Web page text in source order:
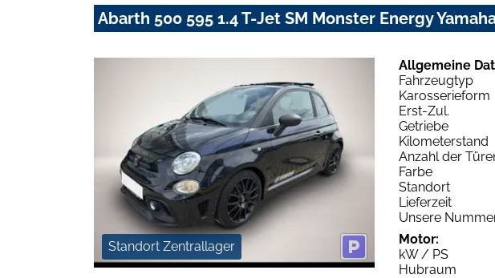
Abarth 500 595 1.4 T-Jet SM Monster Energy
Standort Zentrallager
Allgemeine
Fahrzeugtyp
Karosserieform
Erst-Zul.
Getriebe
Kilometerstand
Anzahl der
Farbe
Standort
Lieferzeit
Unsere
Motor:
kW / PS
Hubraum